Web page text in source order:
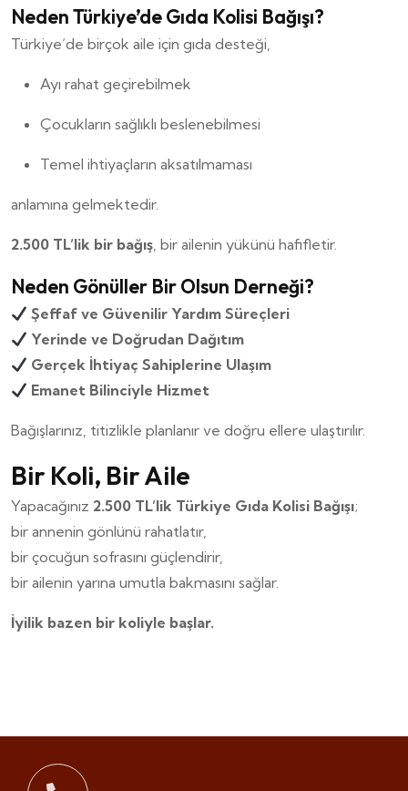
Neden Türkiye’de Gıda Kolisi Bağışı?
Türkiye’de birçok aile için gıda desteği,
Ayı rahat geçirebilmek
Çocukların sağlıklı beslenebilmesi
Temel ihtiyaçların aksatılmaması
anlamına gelmektedir.
2.500 TL’lik bir bağış, bir ailenin yükünü hafifletir.
Neden Gönüller Bir Olsun Derneği?
Şeffaf ve Güvenilir Yardım Süreçleri
Yerinde ve Doğrudan Dağıtım
Gerçek İhtiyaç Sahiplerine Ulaşım
Emanet Bilinciyle Hizmet
Bağışlarınız, titizlikle planlanır ve doğru ellere ulaştırılır.
Bir Koli, Bir Aile
Yapacağınız 2.500 TL’lik Türkiye Gıda Kolisi Bağışı;
bir annenin gönlünü rahatlatır,
bir çocuğun sofrasını güçlendirir,
bir ailenin yarına umutla bakmasını sağlar.
İyilik bazen bir koliyle başlar.